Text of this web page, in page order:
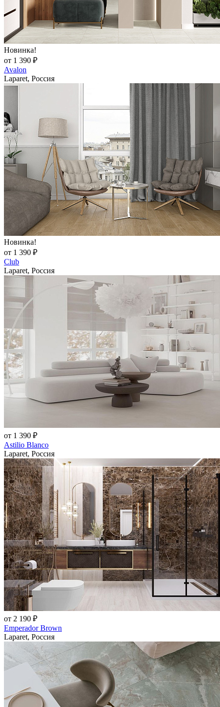
Новинка!
от 1 390 ₽
Avalon
Laparet, Россия
Новинка!
от 1 390 ₽
Club
Laparet, Россия
от 1 390 ₽
Astilio Blanco
Laparet, Россия
от 2 190 ₽
Emperador Brown
Laparet, Россия